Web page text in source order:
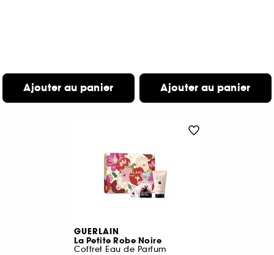
Ajouter au panier Ajouter au panier
GUERLAIN
La Petite Robe Noire
Coffret Eau de Parfum